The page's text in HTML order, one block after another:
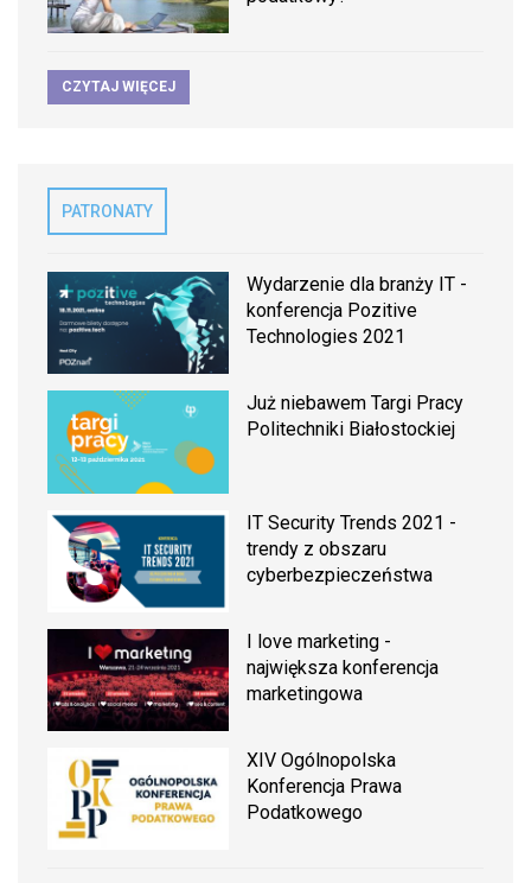
CZYTAJ WIĘCEJ
PATRONATY
Wydarzenie dla branży IT -
konferencja Pozitive
Technologies 2021
Już niebawem Targi Pracy
Politechniki Białostockiej
IT Security Trends 2021 -
trendy z obszaru
cyberbezpieczeństwa
I love marketing -
największa konferencja
marketingowa
XIV Ogólnopolska
Konferencja Prawa
Podatkowego